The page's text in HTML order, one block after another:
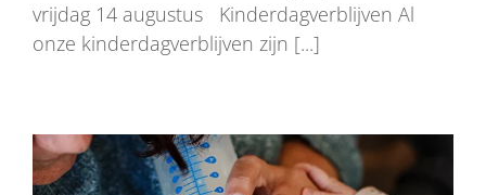
vrijdag 14 augustus Kinderdagverblijven Al
onze kinderdagverblijven zijn [...]